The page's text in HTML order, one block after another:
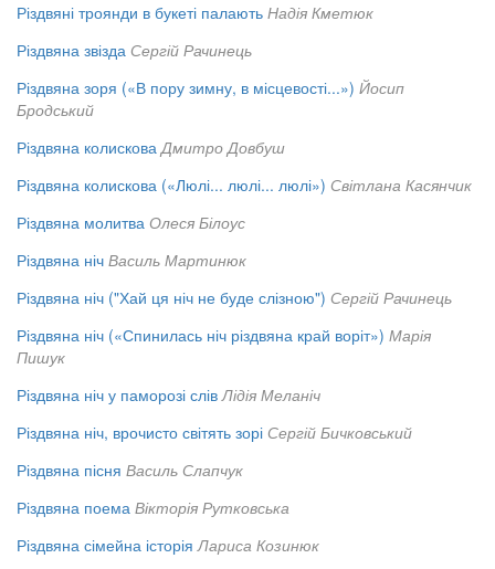
Різдвяні троянди в букеті палають Надія Кметюк
Різдвяна звізда Сергій Рачинець
Різдвяна зоря («В пору зимну, в місцевості...») Йосип
Бродський
Різдвяна колискова Дмитро Довбуш
Різдвяна колискова («Люлі... люлі... люлі») Світлана Касянчик
Різдвяна молитва Олеся Білоус
Різдвяна ніч Василь Мартинюк
Різдвяна ніч ("Хай ця ніч не буде слізною") Сергій Рачинець
Різдвяна ніч («Спинилась ніч різдвяна край воріт») Марія
Пишук
Різдвяна ніч у паморозі слів Лідія Меланіч
Різдвяна ніч, врочисто світять зорі Сергій Бичковський
Різдвяна пісня Василь Слапчук
Різдвяна поема Вікторія Рутковська
Різдвяна сімейна історія Лариса Козинюк